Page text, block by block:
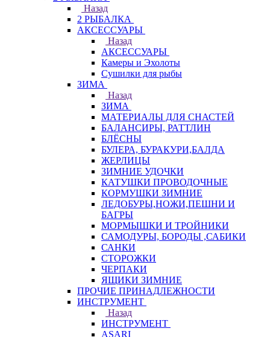
Назад
2 РЫБАЛКА
АКСЕССУАРЫ
Назад
АКСЕССУАРЫ
Камеры и Эхолоты
Сушилки для рыбы
ЗИМА
Назад
ЗИМА
МАТЕРИАЛЫ ДЛЯ СНАСТЕЙ
БАЛАНСИРЫ, РАТТЛИН
БЛЁСНЫ
БУЛЕРА, БУРАКУРИ,БАЛДА
ЖЕРЛИЦЫ
ЗИМНИЕ УДОЧКИ
КАТУШКИ ПРОВОДОЧНЫЕ
КОРМУШКИ ЗИМНИЕ
ЛЕДОБУРЫ,НОЖИ,ПЕШНИ И
БАГРЫ
МОРМЫШКИ И ТРОЙНИКИ
САМОДУРЫ, БОРОДЫ ,САБИКИ
САНКИ
СТОРОЖКИ
ЧЕРПАКИ
ЯЩИКИ ЗИМНИЕ
ПРОЧИЕ ПРИНАДЛЕЖНОСТИ
ИНСТРУМЕНТ
Назад
ИНСТРУМЕНТ
ASARI